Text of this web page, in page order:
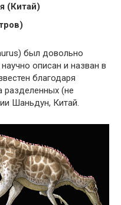
(Китай)
был довольно
описан и назван в
благодаря
разделенных (не
Шаньдун, Китай.